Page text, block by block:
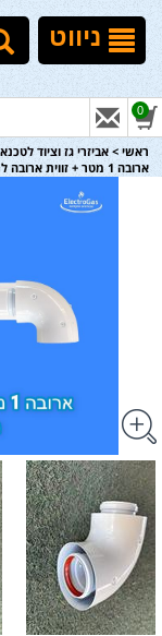
ניווט
0
ראשי > אביזרי גז וציוד
ארובה 1 מטר + זווית ארובה למחמם מים בגז רינאי דגם 17 ליטר / דקה